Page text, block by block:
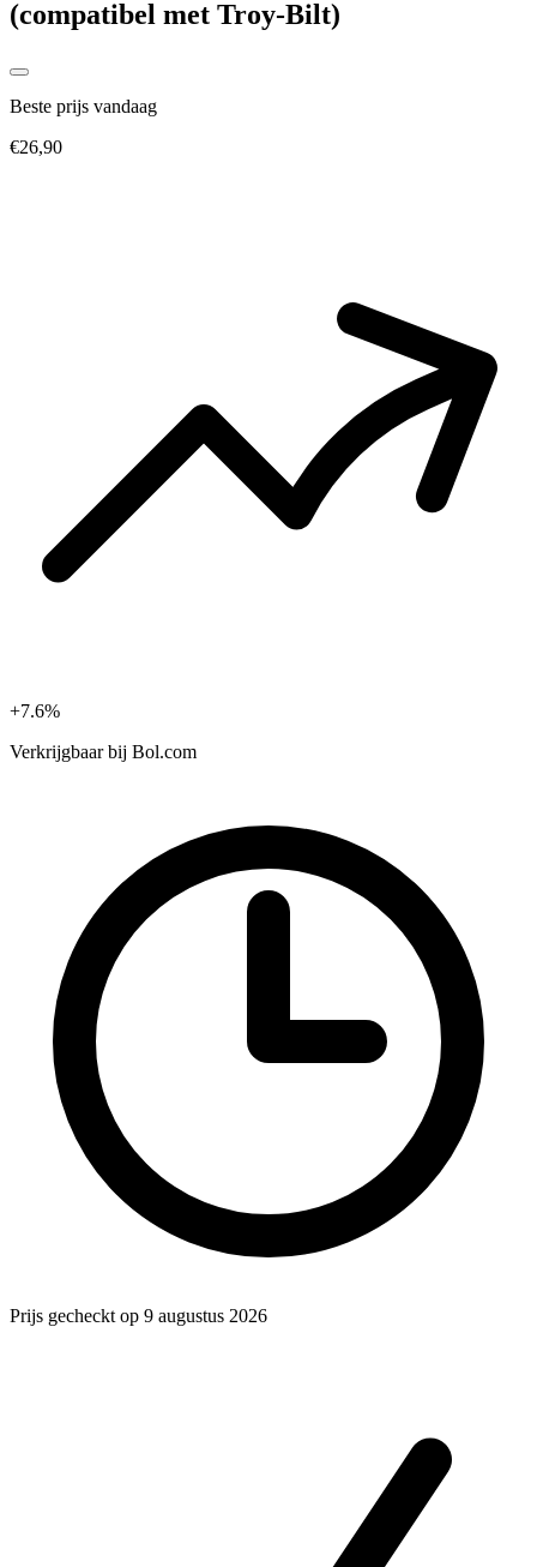
(compatibel met Troy-Bilt)
Beste prijs vandaag
€26,90
+7.6%
Verkrijgbaar bij Bol.com
Prijs gecheckt op 9 augustus 2026